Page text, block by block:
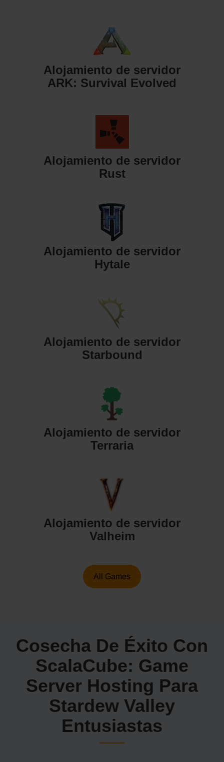
Alojamiento de servidor
ARK: Survival Evolved
Alojamiento de servidor
Rust
Alojamiento de servidor
Hytale
Alojamiento de servidor
Starbound
Alojamiento de servidor
Terraria
Alojamiento de servidor
Valheim
All Games
Cosecha De Éxito Con
ScalaCube: Game
Server Hosting Para
Stardew Valley
Entusiastas